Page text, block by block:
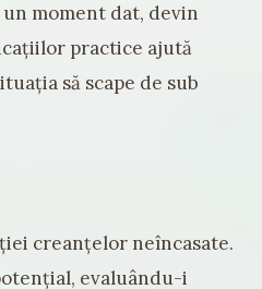
moment dat, devin
practice ajută
să scape de sub
creanțelor neîncasate.
evaluându-i